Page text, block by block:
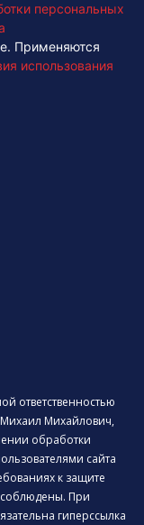
персональных
Применяются
использования
ответственностью
Михайлович,
обработки
сайта
к защите
соблюдены. При
гиперссылка